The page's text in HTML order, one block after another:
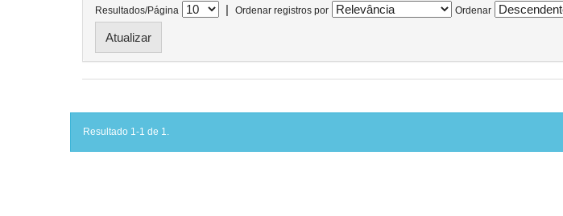
Resultados/Página | Ordenar registros por Ordenar
Resultado 1-1 de 1.